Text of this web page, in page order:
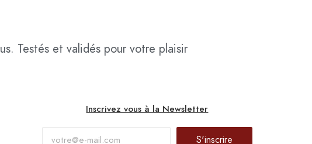
Testés et validés pour votre plaisir
Inscrivez vous à la Newsletter
S'inscrire